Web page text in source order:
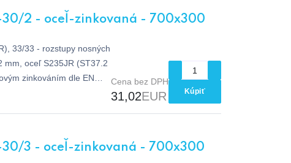
30/2 - oceľ-zinkovaná - 700x300
33/33 - rozstupy nosných
mm, oceľ S235JR (ST37.2
zinkováním dle EN
Cena bez DPH
31,02EUR Kúpiť
30/3 - oceľ-zinkovaná - 700x300